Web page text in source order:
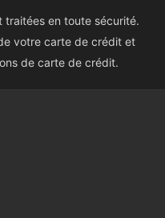
traitées en toute sécurité.
votre carte de crédit et
de carte de crédit.